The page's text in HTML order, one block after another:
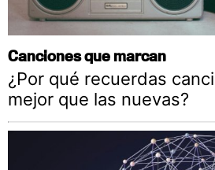
Canciones que marcan
¿Por qué recuerdas
mejor que las nuevas?